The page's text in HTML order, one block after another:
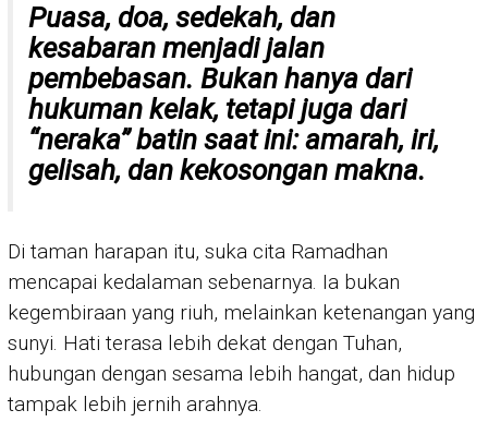
Puasa, doa, sedekah, dan
kesabaran menjadi jalan
pembebasan. Bukan hanya dari
hukuman kelak, tetapi juga dari
“neraka” batin saat ini: amarah, iri,
gelisah, dan kekosongan makna.
Di taman harapan itu, suka cita Ramadhan
mencapai kedalaman sebenarnya. Ia bukan
kegembiraan yang riuh, melainkan ketenangan yang
sunyi. Hati terasa lebih dekat dengan Tuhan,
hubungan dengan sesama lebih hangat, dan hidup
tampak lebih jernih arahnya.